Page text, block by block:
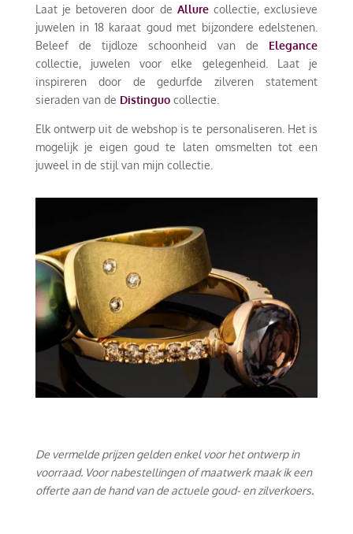
Laat je betoveren door de Allurecollectie, exclusieve
juwelen in 18 karaat goud met bijzondere edelstenen.
Beleef de tijdloze schoonheid van de Elegance
collectie, juwelen voor elke gelegenheid. Laat je
inspireren door de gedurfde zilveren statement
sieraden van de Distinguocollectie.
Elk ontwerp uit de webshop is te personaliseren. Het is
mogelijk je eigen goud te laten omsmelten tot een
juweel in de stijl van mijn collectie.
De vermelde prijzen gelden enkel voor het ontwerp in
voorraad. Voor nabestellingen of maatwerk maak ik een
offerte aan de hand van de actuele goud- en zilverkoers.